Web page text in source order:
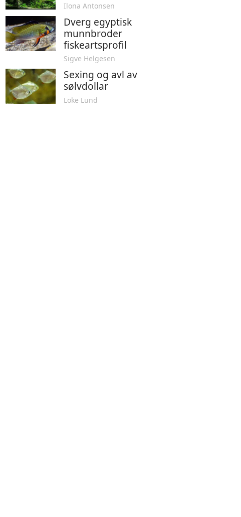
Ilona Antonsen
Dverg egyptisk
munnbroder
fiskeartsprofil
Sigve Helgesen
Sexing og avl av
sølvdollar
Loke Lund